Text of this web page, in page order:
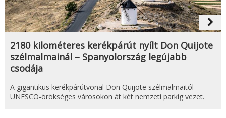
navigate_next
2180 kilométeres kerékpárút nyílt Don Quijote
szélmalmainál – Spanyolország legújabb
csodája
A gigantikus kerékpárútvonal Don Quijote szélmalmaitól
UNESCO-örökséges városokon át két nemzeti parkig vezet.